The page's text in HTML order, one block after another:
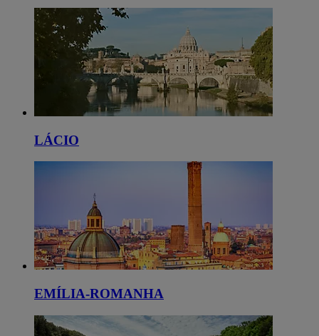
LÁCIO
EMÍLIA-ROMANHA